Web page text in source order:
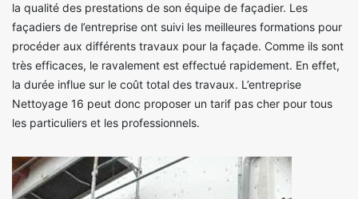
la qualité des prestations de son équipe de façadier. Les
façadiers de l’entreprise ont suivi les meilleures formations pour
procéder aux différents travaux pour la façade. Comme ils sont
très efficaces, le ravalement est effectué rapidement. En effet,
la durée influe sur le coût total des travaux. L’entreprise
Nettoyage 16 peut donc proposer un tarif pas cher pour tous
les particuliers et les professionnels.